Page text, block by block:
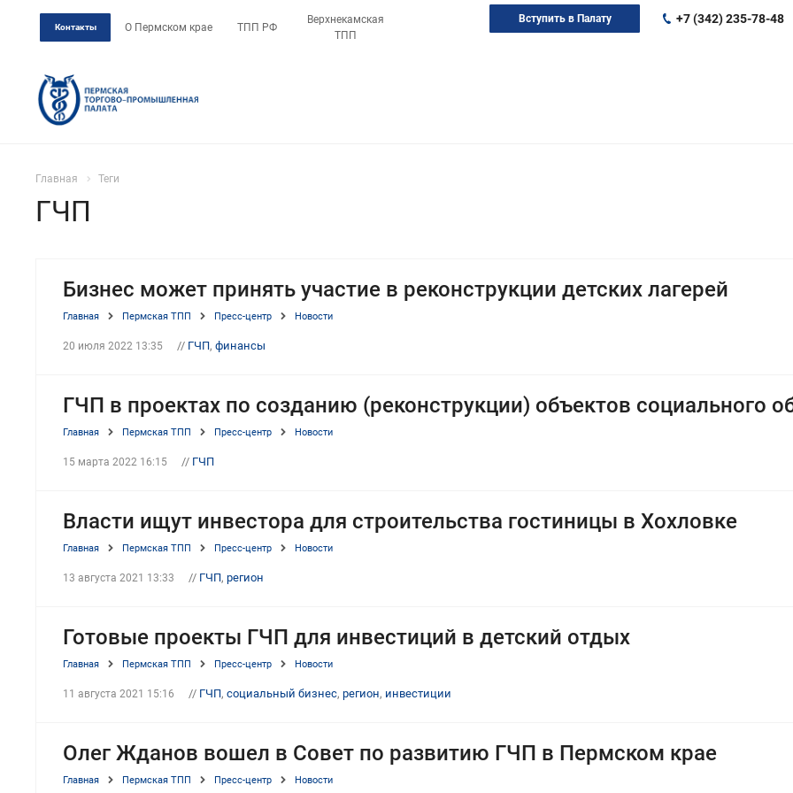
Контакты О Пермском крае ТПП РФ
Верхнекамская
ТПП
+7 (342) 235-78-48
Вступить в Палату
Главная Теги
ГЧП
Бизнес может принять участие в реконструкции детских лагерей
Главная Пермская ТПП Пресс-центр Новости
20 июля 2022 13:35 // ГЧП, финансы
ГЧП в проектах по созданию (реконструкции) объектов социального
Главная Пермская ТПП Пресс-центр Новости
15 марта 2022 16:15 // ГЧП
Власти ищут инвестора для строительства гостиницы в Хохловке
Главная Пермская ТПП Пресс-центр Новости
13 августа 2021 13:33 // ГЧП, регион
Готовые проекты ГЧП для инвестиций в детский отдых
Главная Пермская ТПП Пресс-центр Новости
11 августа 2021 15:16 // ГЧП, социальный бизнес, регион, инвестиции
Олег Жданов вошел в Совет по развитию ГЧП в Пермском крае
Главная Пермская ТПП Пресс-центр Новости